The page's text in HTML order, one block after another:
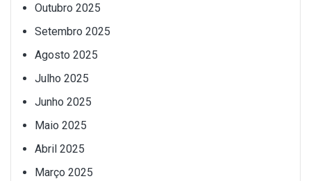
Outubro 2025
Setembro 2025
Agosto 2025
Julho 2025
Junho 2025
Maio 2025
Abril 2025
Março 2025